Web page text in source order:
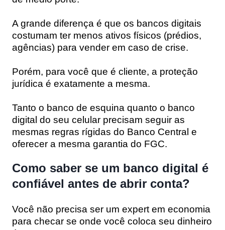
A grande diferença é que os bancos digitais
costumam ter menos ativos físicos (prédios,
agências) para vender em caso de crise.
Porém, para você que é cliente, a proteção
jurídica é exatamente a mesma.
Tanto o banco de esquina quanto o banco
digital do seu celular precisam seguir as
mesmas regras rígidas do Banco Central e
oferecer a mesma garantia do FGC.
Como saber se um banco digital é
confiável antes de abrir conta?
Você não precisa ser um expert em economia
para checar se onde você coloca seu dinheiro